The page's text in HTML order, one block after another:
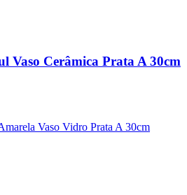
Vaso Cerâmica Prata A 30cm